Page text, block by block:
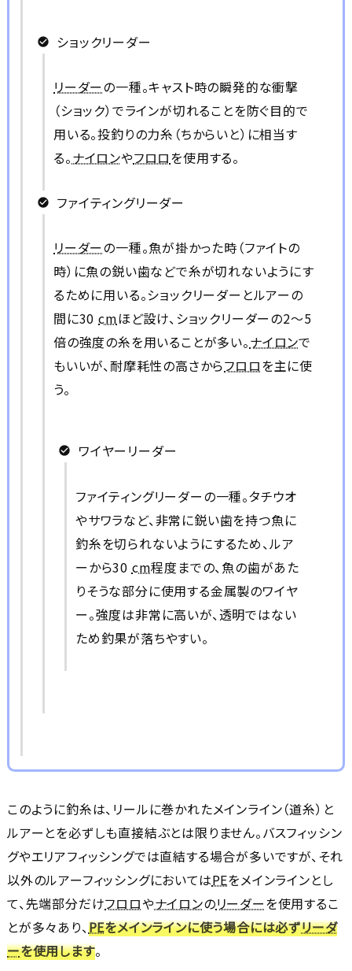
ショックリーダー
リーダーの一種。キャスト時の瞬発的な衝撃
（ショック）でラインが切れることを防ぐ目的で
用いる。投釣りの力糸（ちからいと）に相当す
る。ナイロンやフロロを使用する。
ファイティングリーダー
リーダーの一種。魚が掛かった時（ファイトの
時）に魚の鋭い歯などで糸が切れないようにす
るために用いる。ショックリーダーとルアーの
間に30cmほど設け、ショックリーダーの2～5
倍の強度の糸を用いることが多い。ナイロンで
もいいが、耐摩耗性の高さからフロロを主に使
う。
ワイヤーリーダー
ファイティングリーダーの一種。タチウオ
やサワラなど、非常に鋭い歯を持つ魚に
釣糸を切られないようにするため、ルア
ーから30 cm程度までの、魚の歯があた
りそうな部分に使用する金属製のワイヤ
ー。強度は非常に高いが、透明ではない
ため釣果が落ちやすい。
このように釣糸は、リールに巻かれたメインライン（道糸）と
ルアーとを必ずしも直接結ぶとは限りません。バスフィッシン
グやエリアフィッシングでは直結する場合が多いですが、それ
以外のルアーフィッシングにおいてはPEをメインラインとし
て、先端部分だけフロロやナイロンのリーダーを使用するこ
とが多々あり、PEをメインラインに使う場合には必ずリーダ
ーを使用します。